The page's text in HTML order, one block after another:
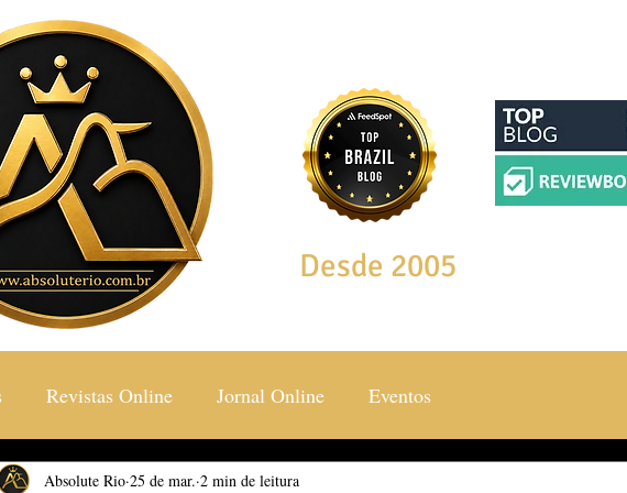
Desde 2005
Revistas Online Jornal Online Eventos
& Turismo Social & Estilos
Absolute Rio 25 de mar. 2 min de leitura